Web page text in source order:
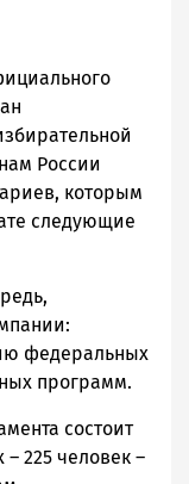
России
которым
следующие
федеральных
программ.
состоит
225 человек –